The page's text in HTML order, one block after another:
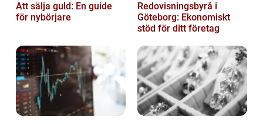
Att sälja guld: En guide
för nybörjare
Redovisningsbyrå i
Göteborg: Ekonomiskt
stöd för ditt företag